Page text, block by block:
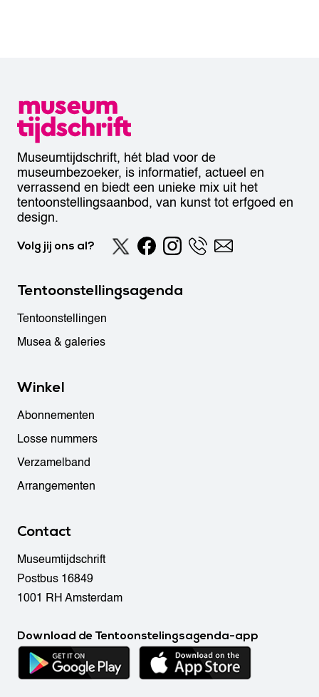
Museumtijdschrift, hét blad voor de
museumbezoeker, is informatief, actueel en
verrassend en biedt een unieke mix uit het
tentoonstellingsaanbod, van kunst tot erfgoed en
design.
Volg jij ons al?
Tentoonstellingsagenda
Tentoonstellingen
Musea & galeries
Winkel
Abonnementen
Losse nummers
Verzamelband
Arrangementen
Contact
Museumtijdschrift
Postbus 16849
1001 RH Amsterdam
Download de Tentoonstelingsagenda-app